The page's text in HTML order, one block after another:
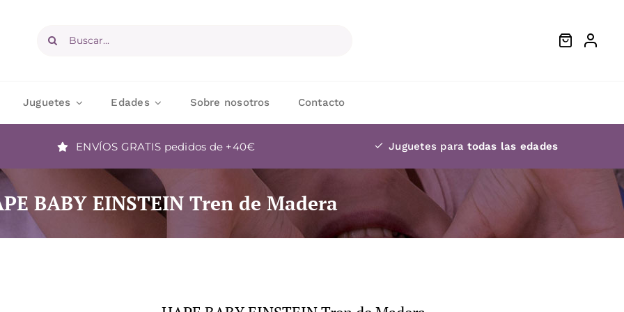
Buscar:
Juguetes Edades Sobre nosotros Contacto
ENVÍOS GRATIS pedidos de +40€ Juguetes paratodas las edades
BABY EINSTEIN Tren de Madera